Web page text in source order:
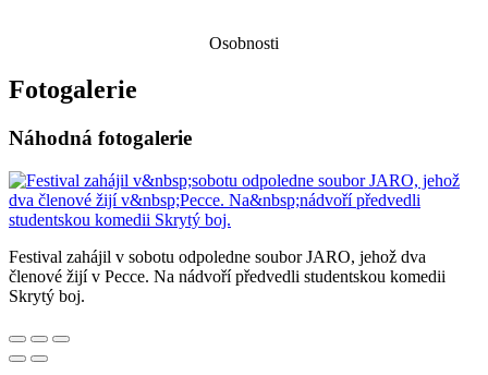
Osobnosti
Fotogalerie
Náhodná fotogalerie
Festival zahájil v sobotu odpoledne soubor JARO, jehož dva
členové žijí v Pecce. Na nádvoří předvedli studentskou komedii
Skrytý boj.